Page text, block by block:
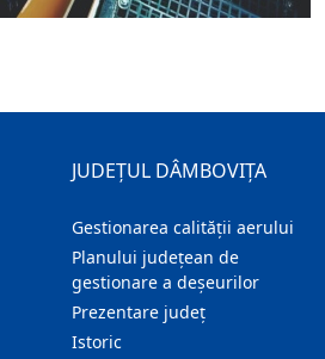
JUDEȚUL DÂMBOVIȚA
Gestionarea calității aerului
Planului județean de
gestionare a deșeurilor
Prezentare judeţ
Istoric